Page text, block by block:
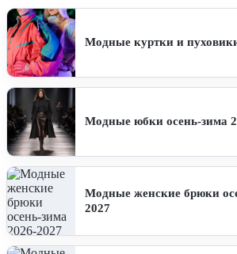
Модные куртки и
Модные юбки осень-зима
Модные женские брюки
2027